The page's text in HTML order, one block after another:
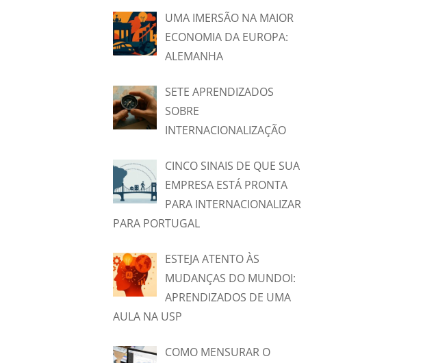
UMA IMERSÃO NA MAIOR
ECONOMIA DA EUROPA:
ALEMANHA
SETE APRENDIZADOS
SOBRE
INTERNACIONALIZAÇÃO
CINCO SINAIS DE QUE SUA
EMPRESA ESTÁ PRONTA
PARA INTERNACIONALIZAR
PARA PORTUGAL
ESTEJA ATENTO ÀS
MUDANÇAS DO MUNDOI:
APRENDIZADOS DE UMA
AULA NA USP
COMO MENSURAR O